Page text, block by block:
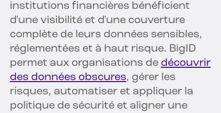
institutions financières bénéficient
d'une visibilité et d'une couverture
complète de leurs données sensibles,
réglementées et à haut risque. BigID
permet aux organisations de découvrir
des données obscures, gérer les
risques, automatiser et appliquer la
politique de sécurité et aligner une